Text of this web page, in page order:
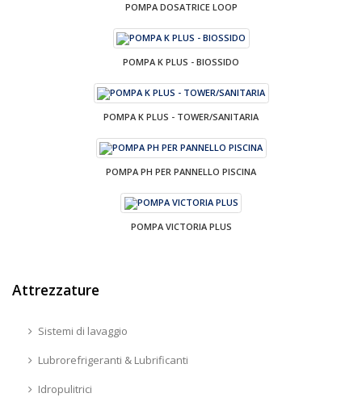
POMPA DOSATRICE LOOP
POMPA K PLUS - BIOSSIDO
POMPA K PLUS - TOWER/SANITARIA
POMPA PH PER PANNELLO PISCINA
POMPA VICTORIA PLUS
Attrezzature
Sistemi di lavaggio
Lubrorefrigeranti & Lubrificanti
Idropulitrici